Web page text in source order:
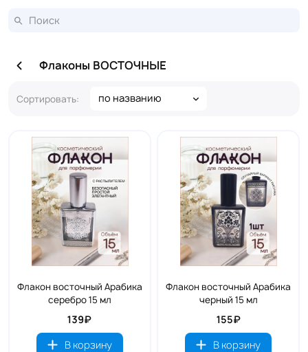
Флаконы ВОСТОЧНЫЕ
Сортировать: по названию
Флакон восточный Арабика
серебро 15 мл
139₽
В корзину
Флакон восточный Арабика
черный 15 мл
155₽
В корзину